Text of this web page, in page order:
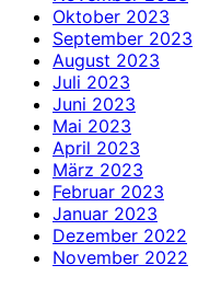
Oktober 2023
September 2023
August 2023
Juli 2023
Juni 2023
Mai 2023
April 2023
März 2023
Februar 2023
Januar 2023
Dezember 2022
November 2022